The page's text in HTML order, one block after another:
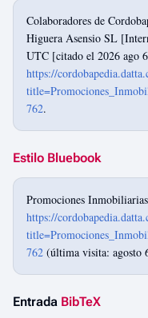
Colaboradores de
Higuera Asensio SL
UTC [citado el 2026 ago
https://
762.
Estilo Bluebook
Promociones
https://
762 (última visita: agosto
Entrada BibTeX